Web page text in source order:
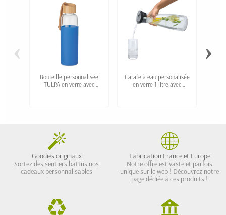
Bouteille personnalisée
TULPA en verre avec
Carafe à eau personalisée
en verre 1 litre avec
‹ ›
Goodies originaux
Sortez des sentiers battus nos
cadeaux personnalisables
Fabrication France et Europe
Notre offre est vaste et parfois
unique sur le web ! Découvrez notre
page dédiée à ces produits !